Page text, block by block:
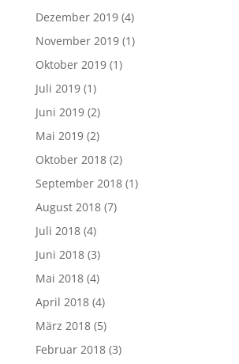
Dezember 2019(4)
November 2019(1)
Oktober 2019(1)
Juli 2019(1)
Juni 2019(2)
Mai 2019(2)
Oktober 2018(2)
September 2018(1)
August 2018(7)
Juli 2018(4)
Juni 2018(3)
Mai 2018(4)
April 2018(4)
März 2018(5)
Februar 2018(3)